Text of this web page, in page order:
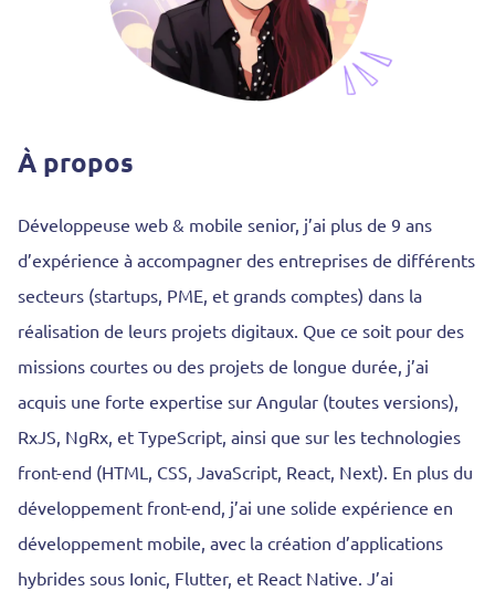
À propos
Développeuse web & mobile senior, j’ai plus de 9 ans
d’expérience à accompagner des entreprises de différents
secteurs (startups, PME, et grands comptes) dans la
réalisation de leurs projets digitaux. Que ce soit pour des
missions courtes ou des projets de longue durée, j’ai
acquis une forte expertise sur Angular (toutes versions),
RxJS, NgRx, et TypeScript, ainsi que sur les technologies
front-end (HTML, CSS, JavaScript, React, Next). En plus du
développement front-end, j’ai une solide expérience en
développement mobile, avec la création d’applications
hybrides sous Ionic, Flutter, et React Native. J’ai